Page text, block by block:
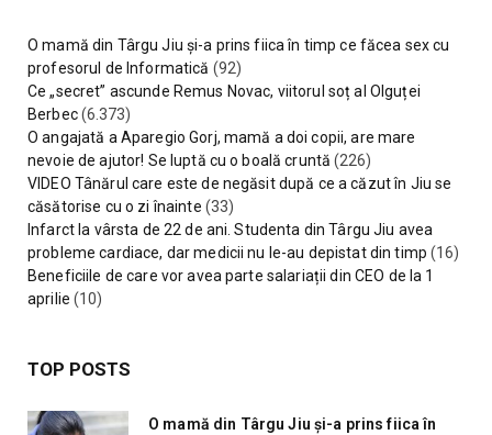
O mamă din Târgu Jiu și-a prins fiica în timp ce făcea sex cu
profesorul de Informatică (92)
Ce „secret” ascunde Remus Novac, viitorul soț al Olguței
Berbec(6.373)
O angajată a Aparegio Gorj, mamă a doi copii, are mare
nevoie de ajutor! Se luptă cu o boală cruntă (226)
VIDEO Tânărul care este de negăsit după ce a căzut în Jiu se
căsătorise cu o zi înainte (33)
Infarct la vârsta de 22 de ani. Studenta din Târgu Jiu avea
probleme cardiace, dar medicii nu le-au depistat din timp (16)
Beneficiile de care vor avea parte salariații din CEO de la 1
aprilie (10)
TOP POSTS
O mamă din Târgu Jiu și-a prins fiica în